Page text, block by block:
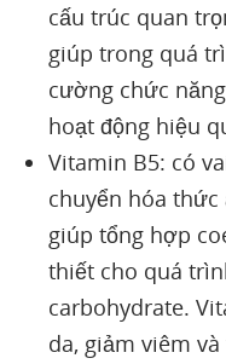
cấu trúc quan
giúp trong quá
cường chức
hoạt động hiệu
Vitamin B5: có
chuyển hóa
giúp tổng hợp
thiết cho quá
carbohydrate.
da, giảm viêm